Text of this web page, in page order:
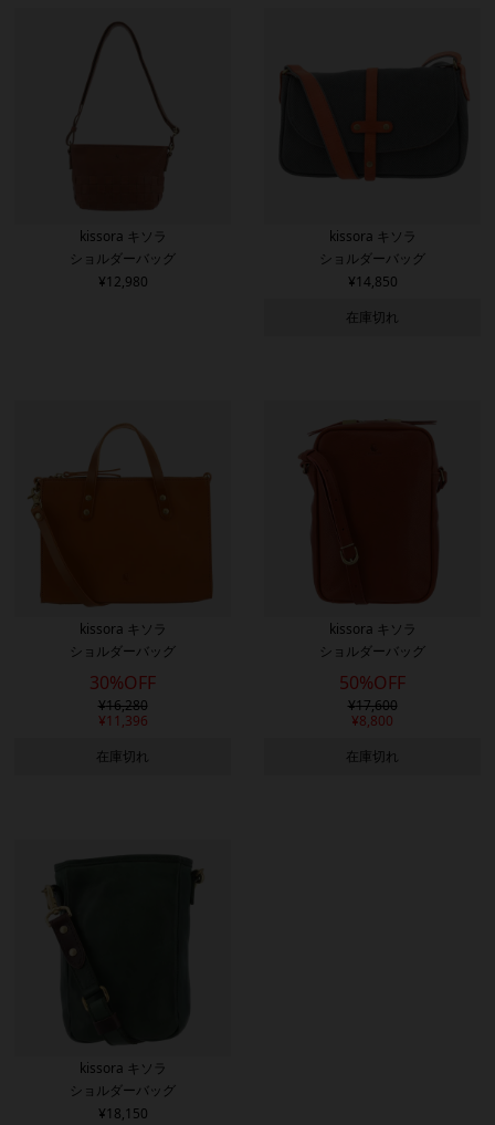
kissora キソラ
ショルダーバッグ
¥12,980
kissora キソラ
ショルダーバッグ
¥14,850
在庫切れ
kissora キソラ
ショルダーバッグ
30%OFF
¥16,280
¥11,396
在庫切れ
kissora キソラ
ショルダーバッグ
50%OFF
¥17,600
¥8,800
在庫切れ
kissora キソラ
ショルダーバッグ
¥18,150